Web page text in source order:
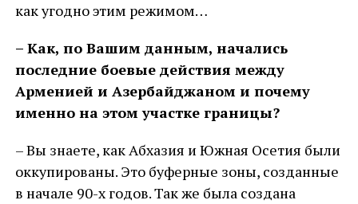
как угодно этим режимом…
– Как, по Вашим данным, начались
последние боевые действия между
Арменией и Азербайджаном и почему
именно на этом участке границы?
– Вы знаете, как Абхазия и Южная Осетия были
оккупированы. Это буферные зоны, созданные
в начале 90-х годов. Так же была создана